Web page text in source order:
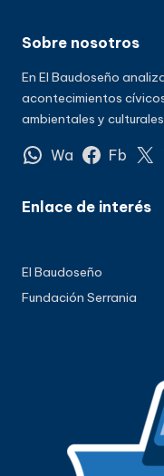
Sobre nosotros
En El Baudoseño
acontecimientos
ambientales y
Wa Fb
Enlace de interés
El Baudoseño
Fundación Serrania